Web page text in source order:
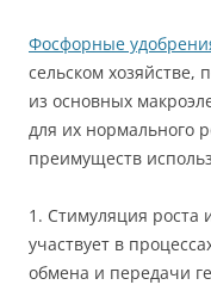
Фосфорные
сельском хозяйстве,
из основных
для их нормального
преимуществ
1. Стимуляция роста
участвует в
обмена и передачи